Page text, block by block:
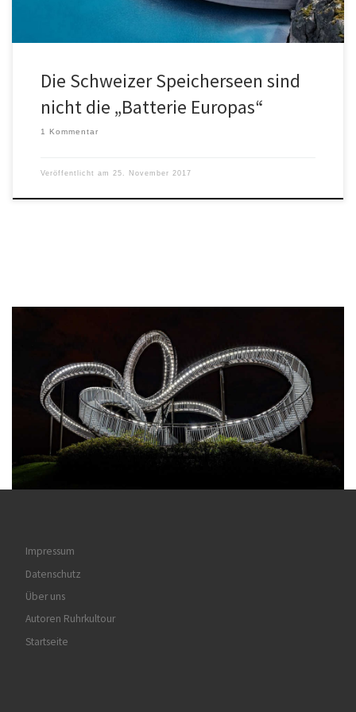
Die Schweizer Speicherseen sind
nicht die „Batterie Europas“
1 Kommentar
Veröffentlicht am 25. November 2017
Impressum
Datenschutz
Über uns
Autoren Ruhrkultour
Startseite